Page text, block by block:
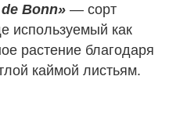
Bonn» — сорт
используемый как
растение благодаря
каймой листьям.